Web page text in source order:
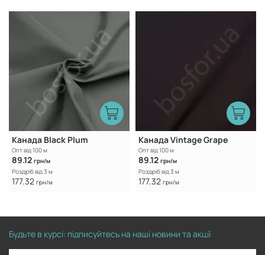
Канада Black Plum
Опт від 100 м
89.12 грн/м
Роздріб від 3 м
177.32 грн/м
Канада Vintage Grape
Опт від 100 м
89.12 грн/м
Роздріб від 3 м
177.32 грн/м
Будьте в курсі: підписуйтесь на наші новини та акції